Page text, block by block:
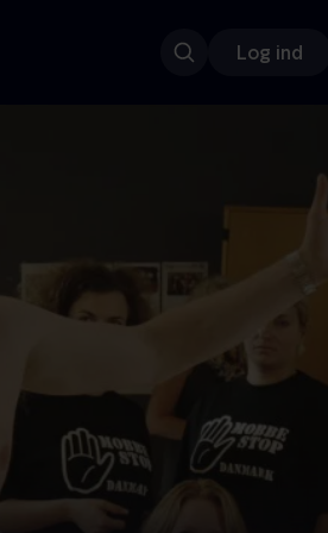
Log ind